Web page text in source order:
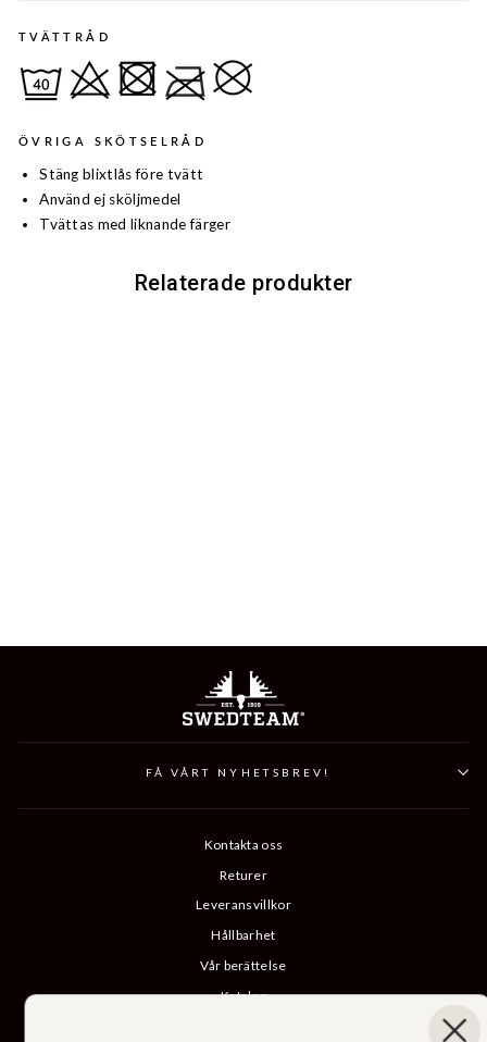
TVÄTTRÅD
ÖVRIGA SKÖTSELRÅD
Stäng blixtlås före tvätt
Använd ej sköljmedel
Tvättas med liknande färger
Relaterade produkter
FÅ VÅRT NYHETSBREV!
Kontakta oss
Returer
Leveransvillkor
Hållbarhet
Vår berättelse
Katalog